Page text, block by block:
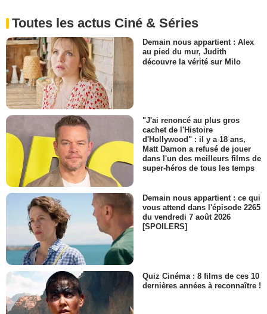
Toutes les actus Ciné & Séries
Demain nous appartient : Alex
au pied du mur, Judith
découvre la vérité sur Milo
"J'ai renoncé au plus gros
cachet de l'Histoire
d'Hollywood" : il y a 18 ans,
Matt Damon a refusé de jouer
dans l'un des meilleurs films de
super-héros de tous les temps
Demain nous appartient : ce qui
vous attend dans l'épisode 2265
du vendredi 7 août 2026
[SPOILERS]
Quiz Cinéma : 8 films de ces 10
dernières années à reconnaître !